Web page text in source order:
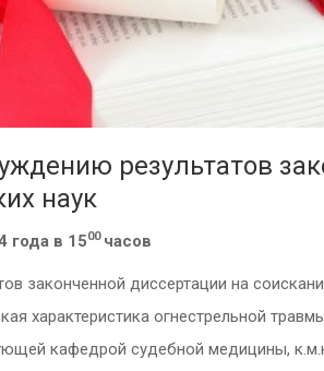
результатов
наук
года в 1500 часов
диссертации на
характеристика огнестрельной
кафедрой судебной медицины,